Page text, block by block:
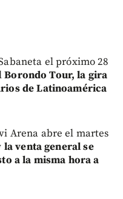
el próximo 28
Borondo Tour, la gira
de Latinoamérica
Arena abre el martes
la venta general se
a la misma hora a